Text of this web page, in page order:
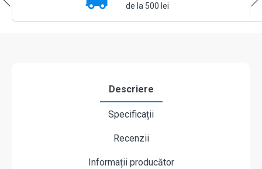
de la 500 lei
Descriere
Specificații
Recenzii
Informații producător